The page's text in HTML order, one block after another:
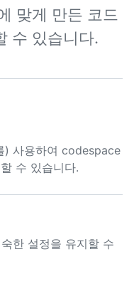
맞게 만든 코드
수 있습니다.
) 사용하여 codespace
수 있습니다.
한 설정을 유지할 수